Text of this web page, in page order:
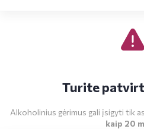
Turite
Alkoholinius gėrimus gali įsigyti tik
kaip 20